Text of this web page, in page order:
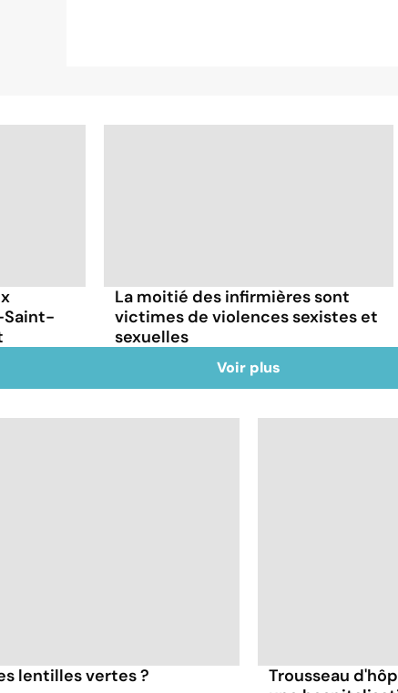
Saint-
La moitié des infirmières sont
victimes de violences sexistes et
sexuelles
Voir plus
lentilles vertes ?
Trousseau